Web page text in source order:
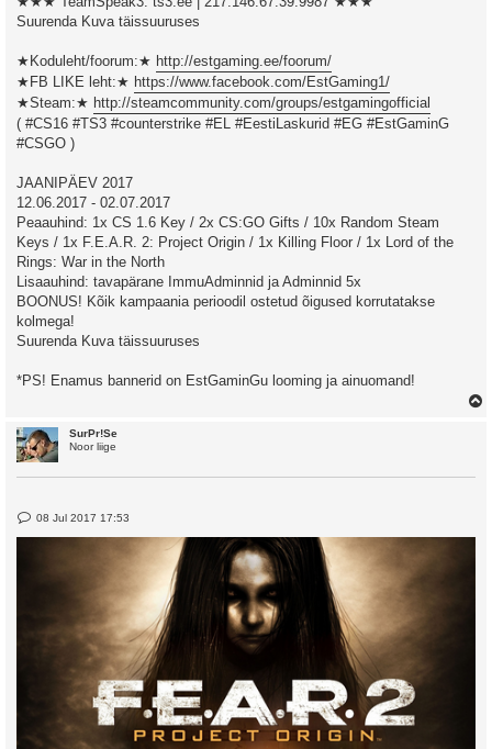
Suurenda Kuva täissuuruses
★Koduleht/foorum:★ http://estgaming.ee/foorum/
★FB LIKE leht:★ https://www.facebook.com/EstGaming1/
★Steam:★ http://steamcommunity.com/groups/estgamingofficial
( #CS16 #TS3 #counterstrike #EL #EestiLaskurid #EG #EstGaminG
#CSGO )
JAANIPÄEV 2017
12.06.2017 - 02.07.2017
Peaauhind: 1x CS 1.6 Key / 2x CS:GO Gifts / 10x Random Steam
Keys / 1x F.E.A.R. 2: Project Origin / 1x Killing Floor / 1x Lord of the
Rings: War in the North
Lisaauhind: tavapärane ImmuAdminnid ja Adminnid 5x
BOONUS! Kõik kampaania perioodil ostetud õigused korrutatakse
kolmega!
Suurenda Kuva täissuuruses
*PS! Enamus bannerid on EstGaminGu looming ja ainuomand!
SurPr!Se
Noor liige
P08 Jul 2017 17:53